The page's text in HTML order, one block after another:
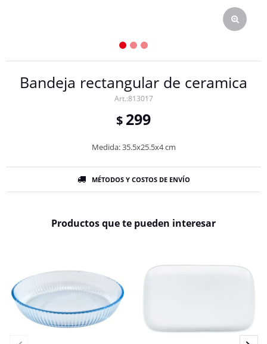
Bandeja rectangular de ceramica
813017
$ 299
Medida: 35.5x25.5x4 cm
MÉTODOS Y COSTOS DE ENVÍO
Productos que te pueden interesar